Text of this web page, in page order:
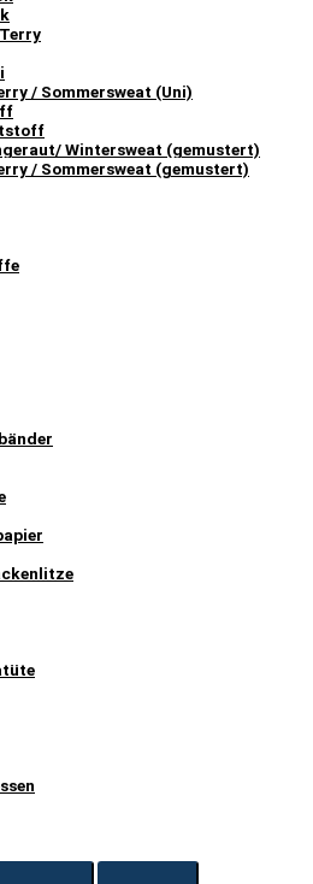
/ Sommersweat (Uni)
Wintersweat (gemustert)
/ Sommersweat (gemustert)